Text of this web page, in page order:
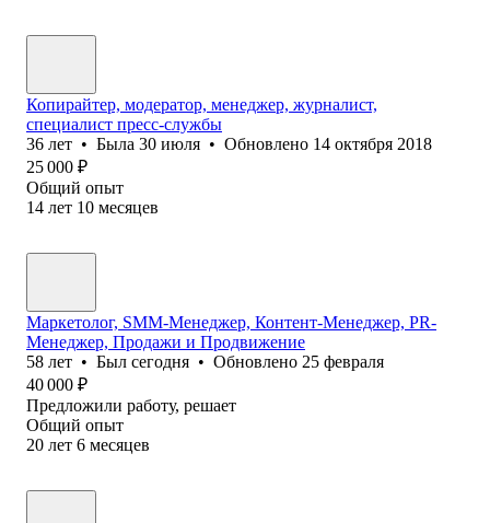
Копирайтер, модератор, менеджер, журналист,
специалист пресс-службы
36 лет • Была 30 июля • Обновлено 14 октября 2018
25 000 ₽
Общий опыт
14 лет 10 месяцев
Маркетолог, SMM-Менеджер, Контент-Менеджер, PR-
Менеджер, Продажи и Продвижение
58 лет • Был сегодня • Обновлено 25 февраля
40 000 ₽
Предложили работу, решает
Общий опыт
20 лет 6 месяцев